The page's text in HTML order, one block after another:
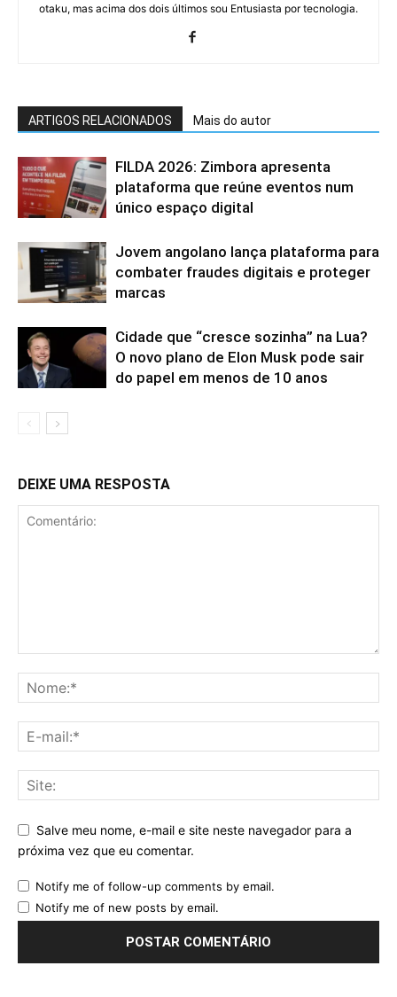
otaku, mas acima dos dois últimos sou Entusiasta por tecnologia.
ARTIGOS RELACIONADOS Mais do autor
FILDA 2026: Zimbora apresenta
plataforma que reúne eventos num
único espaço digital
Jovem angolano lança plataforma para
combater fraudes digitais e proteger
marcas
Cidade que “cresce sozinha” na Lua?
O novo plano de Elon Musk pode sair
do papel em menos de 10 anos
DEIXE UMA RESPOSTA
Salve meu nome, e-mail e site neste navegador para a
próxima vez que eu comentar.
Notify me of follow-up comments by email.
Notify me of new posts by email.